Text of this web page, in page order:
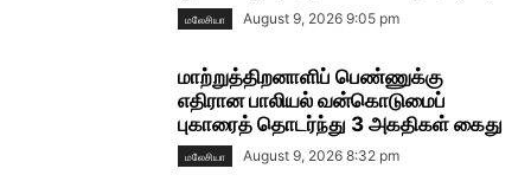
மலேசியா August 9, 2026 9:05 pm
மாற்றுத்திறனாளிப் பெண்ணுக்கு
எதிரான பாலியல் வன்கொடுமைப்
புகாரைத் தொடர்ந்து 3 அகதிகள் கைது
மலேசியா August 9, 2026 8:32 pm